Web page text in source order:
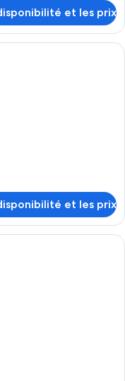
et les prix
d’hôtel avec deux
et les prix
d’hôtel avec deux lits,